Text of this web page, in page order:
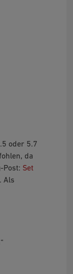
oder 5.7
da
Post: Set
. Als